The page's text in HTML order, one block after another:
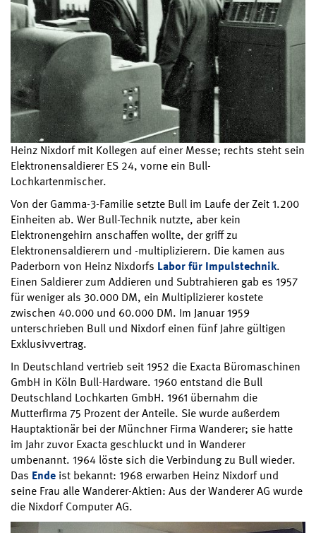
Heinz Nixdorf mit Kollegen auf einer Messe; rechts steht sein
Elektronensaldierer ES 24, vorne ein Bull-
Lochkartenmischer.
Von der Gamma-3-Familie setzte Bull im Laufe der Zeit 1.200
Einheiten ab. Wer Bull-Technik nutzte, aber kein
Elektronengehirn anschaffen wollte, der griff zu
Elektronensaldierern und -multiplizierern. Die kamen aus
Paderborn von Heinz Nixdorfs Labor für Impulstechnik.
Einen Saldierer zum Addieren und Subtrahieren gab es 1957
für weniger als 30.000 DM, ein Multiplizierer kostete
zwischen 40.000 und 60.000 DM. Im Januar 1959
unterschrieben Bull und Nixdorf einen fünf Jahre gültigen
Exklusivvertrag.
In Deutschland vertrieb seit 1952 die Exacta Büromaschinen
GmbH in Köln Bull-Hardware. 1960 entstand die Bull
Deutschland Lochkarten GmbH. 1961 übernahm die
Mutterfirma 75 Prozent der Anteile. Sie wurde außerdem
Hauptaktionär bei der Münchner Firma Wanderer; sie hatte
im Jahr zuvor Exacta geschluckt und in Wanderer
umbenannt. 1964 löste sich die Verbindung zu Bull wieder.
Das Ende ist bekannt: 1968 erwarben Heinz Nixdorf und
seine Frau alle Wanderer-Aktien: Aus der Wanderer AG wurde
die Nixdorf Computer AG.